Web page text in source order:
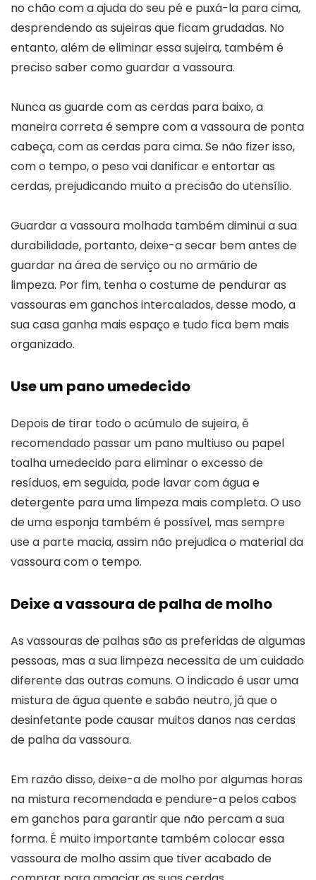
no chão com a ajuda do seu pé e puxá-la para cima,
desprendendo as sujeiras que ficam grudadas. No
entanto, além de eliminar essa sujeira, também é
preciso saber como guardar a vassoura.
Nunca as guarde com as cerdas para baixo, a
maneira correta é sempre com a vassoura de ponta
cabeça, com as cerdas para cima. Se não fizer isso,
com o tempo, o peso vai danificar e entortar as
cerdas, prejudicando muito a precisão do utensílio.
Guardar a vassoura molhada também diminui a sua
durabilidade, portanto, deixe-a secar bem antes de
guardar na área de serviço ou no armário de
limpeza. Por fim, tenha o costume de pendurar as
vassouras em ganchos intercalados, desse modo, a
sua casa ganha mais espaço e tudo fica bem mais
organizado.
Use um pano umedecido
Depois de tirar todo o acúmulo de sujeira, é
recomendado passar um pano multiuso ou papel
toalha umedecido para eliminar o excesso de
resíduos, em seguida, pode lavar com água e
detergente para uma limpeza mais completa. O uso
de uma esponja também é possível, mas sempre
use a parte macia, assim não prejudica o material da
vassoura com o tempo.
Deixe a vassoura de palha de molho
As vassouras de palhas são as preferidas de algumas
pessoas, mas a sua limpeza necessita de um cuidado
diferente das outras comuns. O indicado é usar uma
mistura de água quente e sabão neutro, já que o
desinfetante pode causar muitos danos nas cerdas
de palha da vassoura.
Em razão disso, deixe-a de molho por algumas horas
na mistura recomendada e pendure-a pelos cabos
em ganchos para garantir que não percam a sua
forma. É muito importante também colocar essa
vassoura de molho assim que tiver acabado de